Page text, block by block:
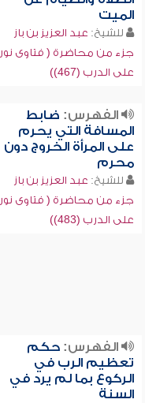
الميت
للشيخ: عبد العزيز بن باز
جزء من محاضرة ( فتاوى نور
على الدرب (467))
الفهرس: ضابط
المسافة التي يحرم
على المرأة الخروج دون
محرم
للشيخ: عبد العزيز بن باز
جزء من محاضرة ( فتاوى نور
على الدرب (483))
الفهرس:حكم
تعظيم الرب في
الركوع بما لم يرد في
السنة